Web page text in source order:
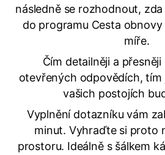
následně se rozhodnout,
do programu Cesta
míře.
Čím detailněji a
otevřených odpovědích, tím
vašich postojích
Vyplnění dotazníku vám
minut. Vyhraďte si proto
prostoru. Ideálně s šálkem